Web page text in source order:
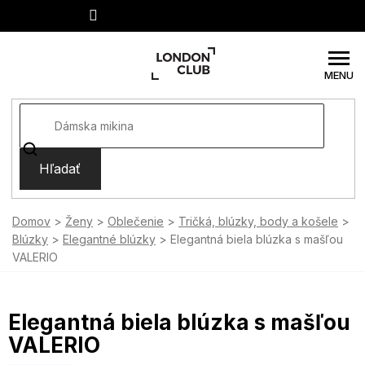
Hľadať
Domov Ženy Oblečenie
Tričká, blúzky, body a košele
Blúzky
Elegantné blúzky
Elegantná biela blúzka s mašľou
VALERIO
Elegantná biela blúzka s mašľou
VALERIO